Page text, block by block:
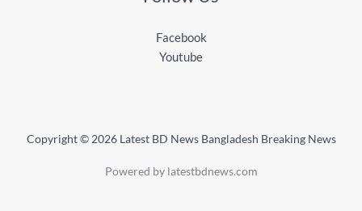
Facebook
Youtube
Copyright © 2026 Latest BD News Bangladesh Breaking News
Powered by latestbdnews.com